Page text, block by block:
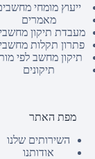
ייעוץ מומחי
מאמרים
מעבדת תיקון
פתרון תקלות
תיקון מחשב לפי
תיקונים
מפת האתר
השירותים שלנו
אודותנו